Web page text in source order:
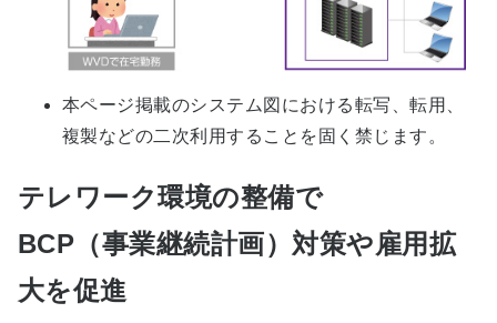
本ページ掲載のシステム図における転写、転用、
複製などの二次利用することを固く禁じます。
テレワーク環境の整備で
BCP（事業継続計画）対策や雇用拡
大を促進